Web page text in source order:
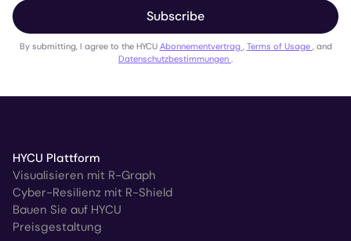
Subscribe
By submitting, I agree to the HYCU Abonnementvertrag , Terms of Usage , and
Datenschutzbestimmungen .
HYCU Plattform
Visualisieren mit R-Graph
Cyber-Resilienz mit R-Shield
Bauen Sie auf HYCU
Preisgestaltung